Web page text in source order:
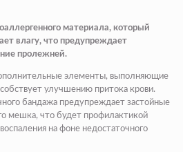
материала, который
влагу, что предупреждает
пролежней.
элементы, выполняющие
улучшению притока крови.
бандажа предупреждает застойные
мешка, что будет профилактикой
на фоне недостаточного